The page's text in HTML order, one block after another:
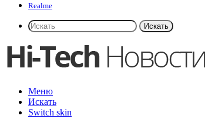
Realme
Искать
Меню
Искать
Switch skin